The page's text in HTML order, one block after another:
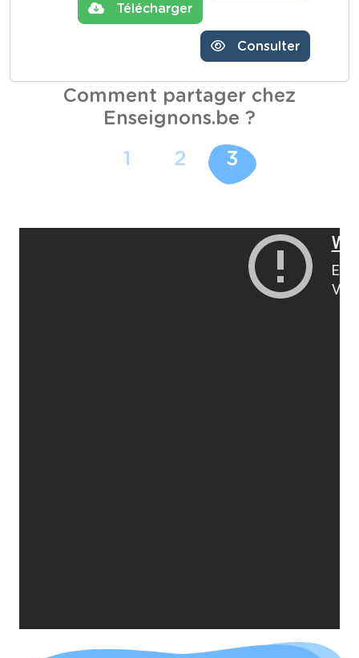
Télécharger
Consulter
Comment partager chez
Enseignons.be ?
1 2 3